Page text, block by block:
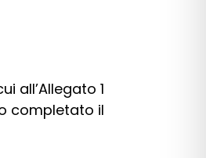
all’Allegato 1
completato il